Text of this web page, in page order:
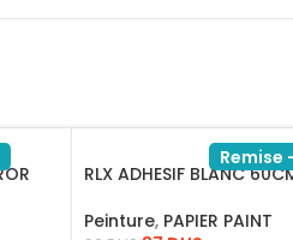
Remise
RLX ADHESIF BLANC
Peinture, PAPIER PAINT